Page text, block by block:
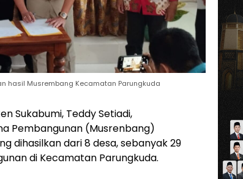
hasil Musrembang Kecamatan Parungkuda
Sukabumi, Teddy Setiadi,
Pembangunan (Musrenbang)
dihasilkan dari 8 desa, sebanyak 29
di Kecamatan Parungkuda.